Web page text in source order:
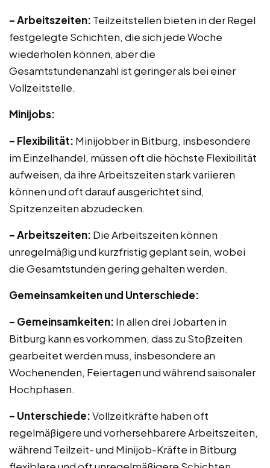
– Arbeitszeiten: Teilzeitstellen bieten in der Regel
festgelegte Schichten, die sich jede Woche
wiederholen können, aber die
Gesamtstundenanzahl ist geringer als bei einer
Vollzeitstelle.
Minijobs:
– Flexibilität: Minijobber in Bitburg, insbesondere
im Einzelhandel, müssen oft die höchste Flexibilität
aufweisen, da ihre Arbeitszeiten stark variieren
können und oft darauf ausgerichtet sind,
Spitzenzeiten abzudecken.
– Arbeitszeiten: Die Arbeitszeiten können
unregelmäßig und kurzfristig geplant sein, wobei
die Gesamtstunden gering gehalten werden.
Gemeinsamkeiten und Unterschiede:
– Gemeinsamkeiten: In allen drei Jobarten in
Bitburg kann es vorkommen, dass zu Stoßzeiten
gearbeitet werden muss, insbesondere an
Wochenenden, Feiertagen und während saisonaler
Hochphasen.
– Unterschiede:Vollzeitkräfte haben oft
regelmäßigere und vorhersehbarere Arbeitszeiten,
während Teilzeit- und Minijob-Kräfte in Bitburg